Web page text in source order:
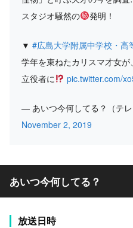
スタジオ騒然の
発明！
▼ #広島大学附属中学校・高
学年を束ねたカリスマ才女
立役者に
pic.twitter.com/
— あいつ今何してる？（テ
November 2, 2019
あいつ今何してる？
放送日時